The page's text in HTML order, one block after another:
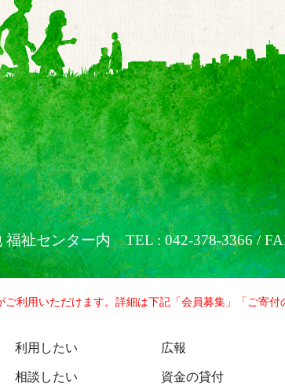
福祉センター内 TEL : 042-378-3366/
利用いただけます。詳細は下記「会員募集」「ご寄付
利用したい
相談したい
広報
資金の貸付